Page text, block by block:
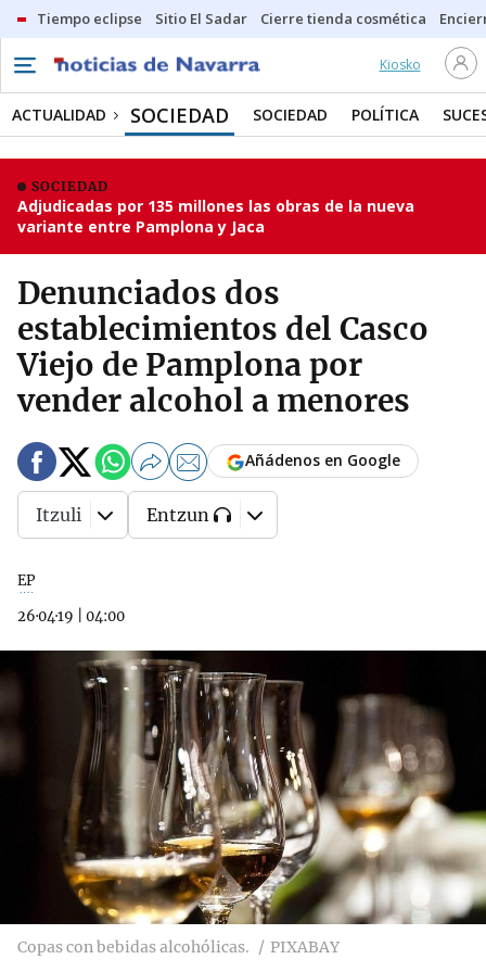
Tiempo eclipse Sitio El Sadar Cierre tienda cosmética
Kiosko
ACTUALIDAD SOCIEDAD SOCIEDAD POLÍTICA
SOCIEDAD
Adjudicadas por 135 millones las obras de la nueva
variante entre Pamplona y Jaca
Denunciados dos
establecimientos del Casco
Viejo de Pamplona por
vender alcohol a menores
EP
26·04·19
04:00
Añádenos en Google
Itzuli Entzun
Copas con bebidas alcohólicas. PIXABAY